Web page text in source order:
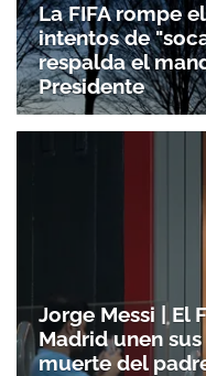
La FIFA rompe
intentos de
respalda el
Presidente
Jorge Messi | El
Madrid unen
muerte del